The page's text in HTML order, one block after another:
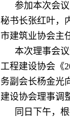
参加本次会
秘书长张红叶，
市建筑业协会主
本次理事会
工程建设协会《
务副会长杨金光
建设协会理事调
同日下午，